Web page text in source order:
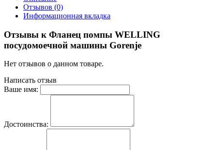
Отзывов (0)
Информационная вкладка
Отзывы к Фланец помпы WELLING
посудомоечной машины Gorenje
Нет отзывов о данном товаре.
Написать отзыв
Ваше имя:
Достоинства: